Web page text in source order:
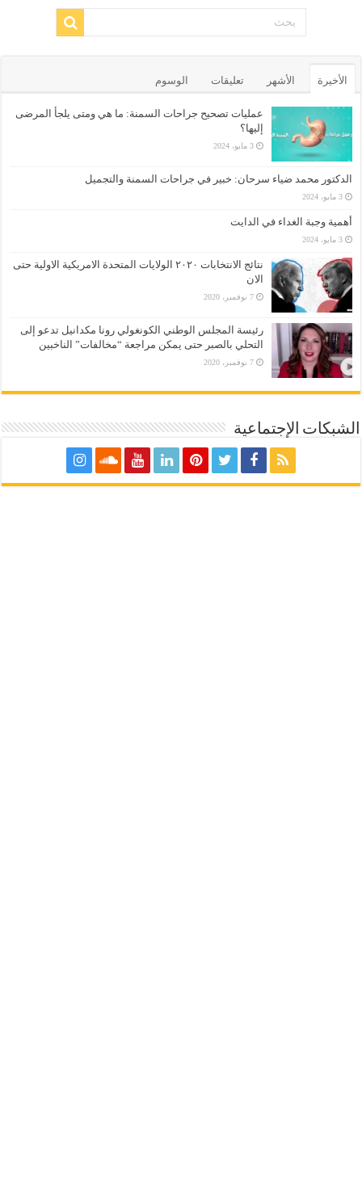
الأخيرة الأشهر تعليقات الوسوم
عمليات تصحيح جراحات السمنة: ما هي ومتى يلجأ المرضى
إليها؟
3 مايو، 2024
الدكتور محمد ضياء سرحان: خبير في جراحات السمنة والتجميل
3 مايو، 2024
أهمية وجبة الغداء في الدايت
3 مايو، 2024
نتائج الانتخابات ٢٠٢٠ الولايات المتحدة الامريكية الاولية حتى
الان
7 نوفمبر، 2020
رئيسة المجلس الوطني الكونغولي رونا مكدانيل تدعو إلى
التحلي بالصبر حتى يمكن مراجعة “مخالفات” الناخبين
7 نوفمبر، 2020
الشبكات الإجتماعية